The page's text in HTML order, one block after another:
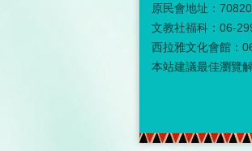
原民會地址：
文教社福科：06-
西拉雅文化會館：
本站建議最佳瀏覽